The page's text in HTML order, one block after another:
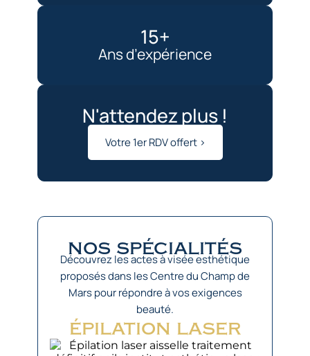
15+
Ans d’expérience
N'attendez plus !
Votre 1er RDV offert >
nos spécialités
Découvrez les actes à visée esthétique
proposés dans les Centre du Champ de
Mars pour répondre à vos exigences
beauté.
épilation laser